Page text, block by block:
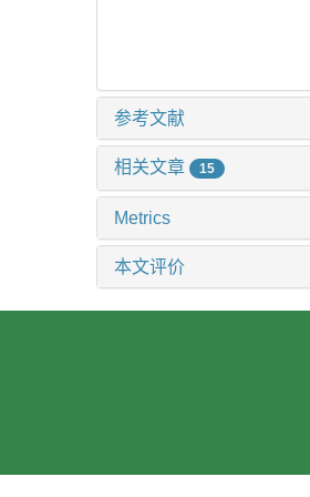
参考文献
相关文章 15
Metrics
本文评价